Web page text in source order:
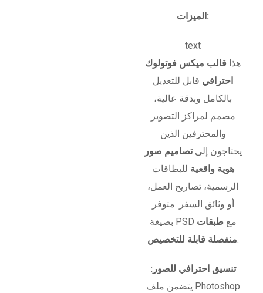
الميزات:
text
هذا قالب ميكس فوتولوك
احترافي قابل للتعديل
بالكامل وبدقة عالية،
مصمم لمراكز التصوير
والمحترفين الذين
يحتاجون إلىتصاميم صور
هوية واقعية للبطاقات
الرسمية، تصاريح العمل،
أو وثائق السفر. متوفر
بصيغة PSD معطبقات
منفصلة قابلة للتخصيص.
تنسيق احترافي للصور:
يتضمن ملف Photoshop